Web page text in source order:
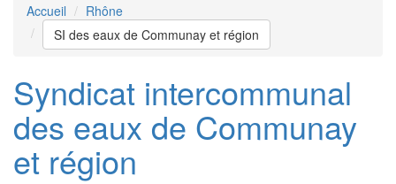
Accueil
Rhône
SI des eaux de Communay et région
Syndicat intercommunal
des eaux de Communay
et région